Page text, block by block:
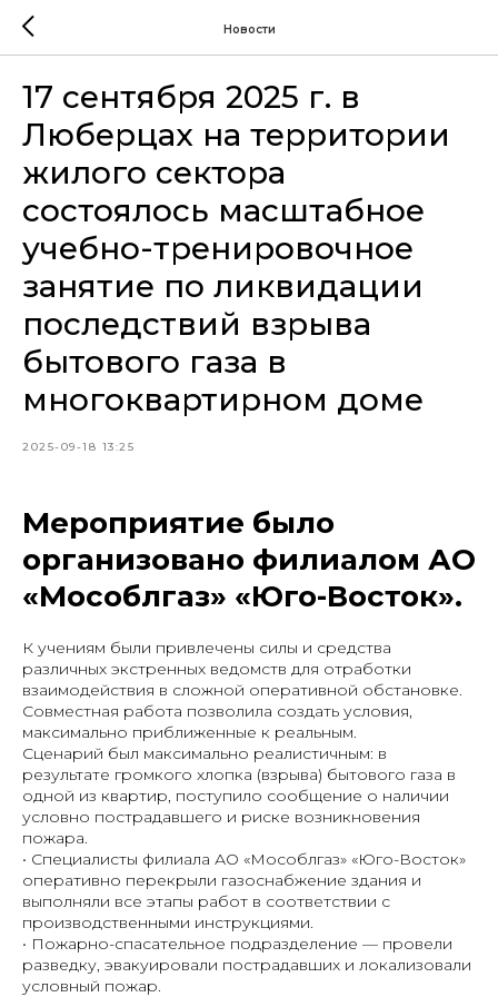
Новости
17 сентября 2025 г. в
Люберцах на территории
жилого сектора
состоялось масштабное
учебно-тренировочное
занятие по ликвидации
последствий взрыва
бытового газа в
многоквартирном доме
2025-09-18 13:25
Мероприятие было
организовано филиалом АО
«Мособлгаз» «Юго-Восток».
К учениям были привлечены силы и средства
различных экстренных ведомств для отработки
взаимодействия в сложной оперативной обстановке.
Совместная работа позволила создать условия,
максимально приближенные к реальным.
Сценарий был максимально реалистичным: в
результате громкого хлопка (взрыва) бытового газа в
одной из квартир, поступило сообщение о наличии
условно пострадавшего и риске возникновения
пожара.
• Специалисты филиала АО «Мособлгаз» «Юго-Восток»
оперативно перекрыли газоснабжение здания и
выполняли все этапы работ в соответствии с
производственными инструкциями.
• Пожарно-спасательное подразделение — провели
разведку, эвакуировали пострадавших и локализовали
условный пожар.